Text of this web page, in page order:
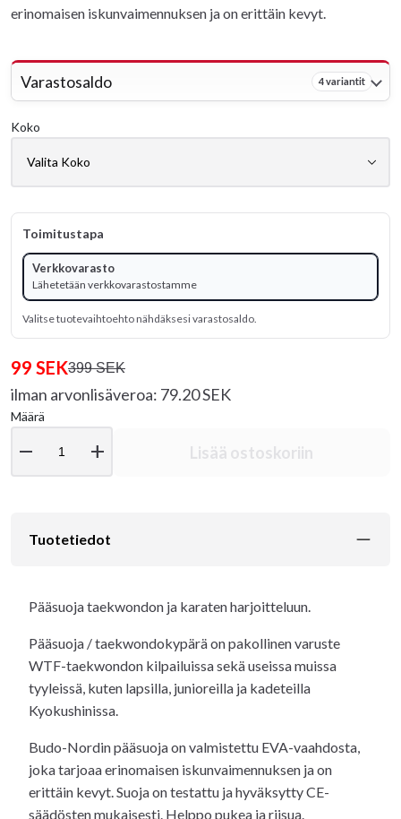
erinomaisen iskunvaimennuksen ja on erittäin kevyt.
Varastosaldo 4 variantit
Koko
Toimitustapa
Verkkovarasto
Lähetetään verkkovarastostamme
Valitse tuotevaihtoehto nähdäksesi varastosaldo.
99 SEK399 SEK
ilman arvonlisäveroa: 79.20 SEK
Määrä
remove add Lisää ostoskoriin
Tuotetiedot
Pääsuoja taekwondon ja karaten harjoitteluun.
Pääsuoja / taekwondokypärä on pakollinen varuste
WTF-taekwondon kilpailuissa sekä useissa muissa
tyyleissä, kuten lapsilla, junioreilla ja kadeteilla
Kyokushinissa.
Budo-Nordin pääsuoja on valmistettu EVA-vaahdosta,
joka tarjoaa erinomaisen iskunvaimennuksen ja on
erittäin kevyt. Suoja on testattu ja hyväksytty CE-
säädösten mukaisesti. Helppo pukea ja riisua.